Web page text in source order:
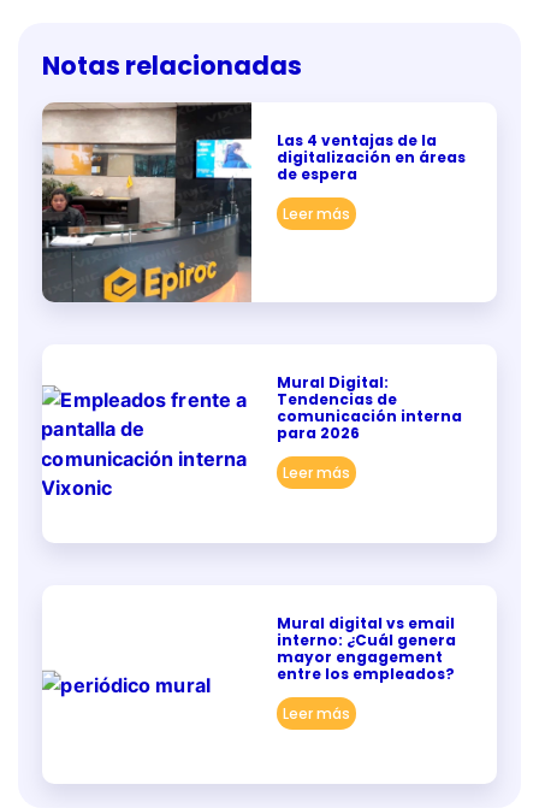
Notas relacionadas
Las 4 ventajas de la
digitalización en áreas
de espera
Leer más
Mural Digital:
Tendencias de
comunicación interna
para 2026
Leer más
Mural digital vs email
interno: ¿Cuál genera
mayor engagement
entre los empleados?
Leer más